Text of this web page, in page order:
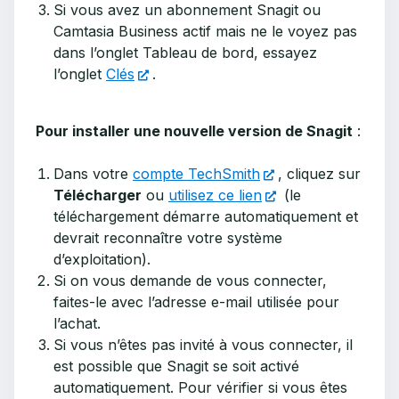
Si vous avez un abonnement Snagit ou
Camtasia Business actif mais ne le voyez pas
dans l’onglet Tableau de bord, essayez
l’onglet Clés .
Pour installer une nouvelle version de Snagit :
Dans votre compte TechSmith
, cliquez sur
Télécharger ou utilisez ce lien
(le
téléchargement démarre automatiquement et
devrait reconnaître votre système
d’exploitation).
Si on vous demande de vous connecter,
faites-le avec l’adresse e-mail utilisée pour
l’achat.
Si vous n’êtes pas invité à vous connecter, il
est possible que Snagit se soit activé
automatiquement. Pour vérifier si vous êtes